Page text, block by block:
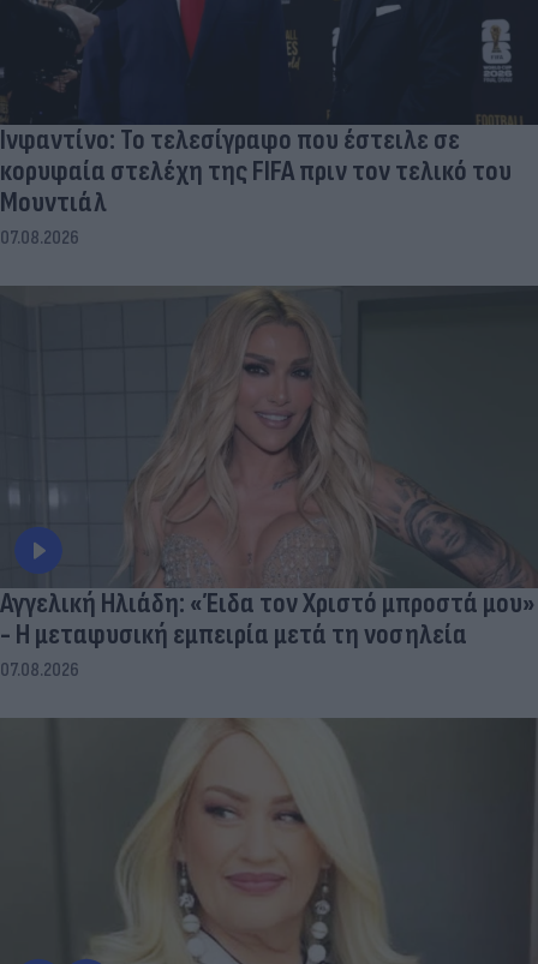
Ινφαντίνο: Το τελεσίγραφο που έστειλε σε
κορυφαία στελέχη της FIFA πριν τον τελικό του
Μουντιάλ
07.08.2026
Αγγελική Ηλιάδη: «Έιδα τον Χριστό μπροστά μου»
- Η μεταφυσική εμπειρία μετά τη νοσηλεία
07.08.2026